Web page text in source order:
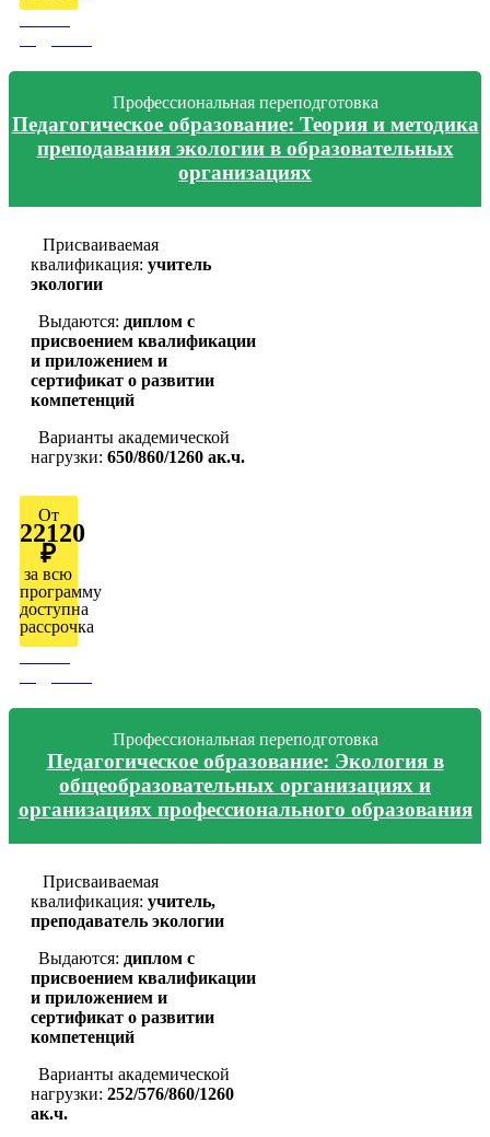
Профессиональная переподготовка
Педагогическое образование: Теория и методика
преподавания экологии в образовательных
организациях
Присваиваемая
квалификация: учитель
экологии
Выдаются: диплом с
присвоением квалификации
и приложением и
сертификат о развитии
компетенций
Варианты академической
нагрузки: 650/860/1260 ак.ч.
От
22120
₽
за всю
программу
доступна
рассрочка
Профессиональная переподготовка
Педагогическое образование: Экология в
общеобразовательных организациях и
организациях профессионального образования
Присваиваемая
квалификация: учитель,
преподаватель экологии
Выдаются: диплом с
присвоением квалификации
и приложением и
сертификат о развитии
компетенций
Варианты академической
нагрузки: 252/576/860/1260
ак.ч.